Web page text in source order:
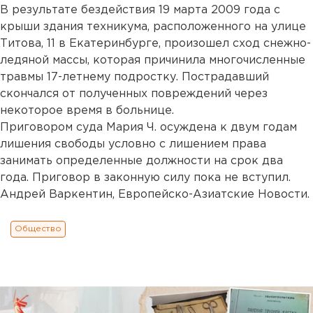
В результате бездействия 19 марта 2009 года с
крыши здания техникума, расположенного на улице
Титова, 11 в Екатеринбурге, произошел сход снежно-
ледяной массы, которая причинила многочисленные
травмы 17-летнему подростку. Пострадавший
скончался от полученных повреждений через
некоторое время в больнице.
Приговором суда Мария Ч. осуждена к двум годам
лишения свободы условно с лишением права
занимать определенные должности на срок два
года. Приговор в законную силу пока не вступил.
Андрей Варкентин, Европейско-Азиатские Новости.
Общество